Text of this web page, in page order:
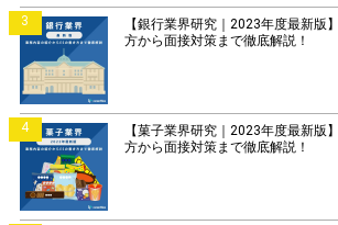
3
【銀行業界研究｜2023年度最新版
方から面接対策まで徹底解説！
4
【菓子業界研究｜2023年度最新版
方から面接対策まで徹底解説！